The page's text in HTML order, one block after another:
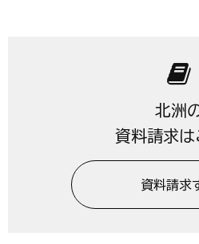
北洲
資料請求は
資料請求